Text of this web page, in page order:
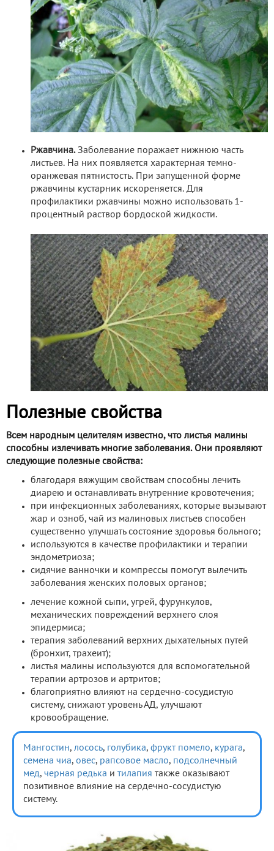
Ржавчина.Заболевание поражает нижнюю часть
листьев. На них появляется характерная темно-
оранжевая пятнистость. При запущенной форме
ржавчины кустарник искореняется. Для
профилактики ржавчины можно использовать 1-
процентный раствор бордоской жидкости.
Полезные свойства
Всем народным целителям известно, что листья малины
способны излечивать многие заболевания. Они проявляют
следующие полезные свойства:
благодаря вяжущим свойствам способны лечить
диарею и останавливать внутренние кровотечения;
при инфекционных заболеваниях, которые вызывают
жар и озноб, чай из малиновых листьев способен
существенно улучшать состояние здоровья больного;
используются в качестве профилактики и терапии
эндометриоза;
сидячие ванночки и компрессы помогут вылечить
заболевания женских половых органов;
лечение кожной сыпи, угрей, фурункулов,
механических повреждений верхнего слоя
эпидермиса;
терапия заболеваний верхних дыхательных путей
(бронхит, трахеит);
листья малины используются для вспомогательной
терапии артрозов и артритов;
благоприятно влияют на сердечно-сосудистую
систему, снижают уровень АД, улучшают
кровообращение.
Мангостин, лосось, голубика, фрукт помело, курага,
семена чиа, овес, рапсовое масло, подсолнечный
мед, черная редька и тилапия также оказывают
позитивное влияние на сердечно-сосудистую
систему.